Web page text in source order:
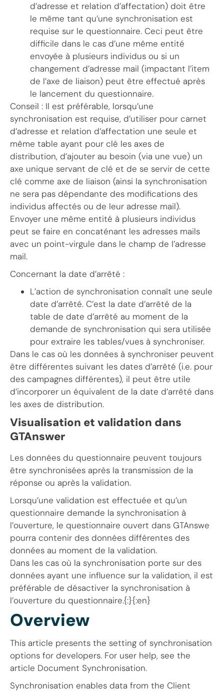
d’adresse et relation d’affectation) doit être
le même tant qu’une synchronisation est
requise sur le questionnaire. Ceci peut être
difficile dans le cas d’une même entité
envoyée à plusieurs individus ou si un
changement d’adresse mail (impactant l’item
de l’axe de liaison) peut être effectué après
le lancement du questionnaire.
Conseil : Il est préférable, lorsqu’une
synchronisation est requise, d’utiliser pour carnet
d’adresse et relation d’affectation une seule et
même table ayant pour clé les axes de
distribution, d’ajouter au besoin (via une vue) un
axe unique servant de clé et de se servir de cette
clé comme axe de liaison (ainsi la synchronisation
ne sera pas dépendante des modifications des
individus affectés ou de leur adresse mail).
Envoyer une même entité à plusieurs individus
peut se faire en concaténant les adresses mails
avec un point-virgule dans le champ de l’adresse
mail.
Concernant la date d’arrêté :
L’action de synchronisation connaît une seule
date d’arrêté. C’est la date d’arrêté de la
table de date d’arrêté au moment de la
demande de synchronisation qui sera utilisée
pour extraire les tables/vues à synchroniser.
Dans le cas où les données à synchroniser peuvent
être différentes suivant les dates d’arrêté (i.e. pour
des campagnes différentes), il peut être utile
d’incorporer un équivalent de la date d’arrêté dans
les axes de distribution.
Visualisation et validation dans
GTAnswer
Les données du questionnaire peuvent toujours
être synchronisées après la transmission de la
réponse ou après la validation.
Lorsqu’une validation est effectuée et qu’un
questionnaire demande la synchronisation à
l’ouverture, le questionnaire ouvert dans GTAnswe
pourra contenir des données différentes des
données au moment de la validation.
Dans les cas où la synchronisation porte sur des
données ayant une influence sur la validation, il est
préférable de désactiver la synchronisation à
l’ouverture du questionnaire.{:}{:en}
Overview
This article presents the setting of synchronisation
options for developers. For user help, see the
article Document Synchronisation.
Synchronisation enables data from the Client